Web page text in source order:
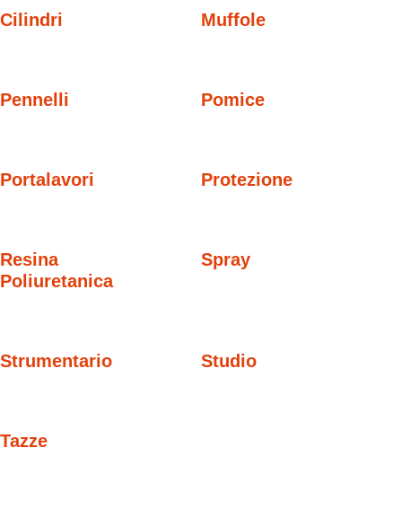
Cilindri Muffole
Pennelli Pomice
Portalavori Protezione
Resina
Poliuretanica
Spray
Strumentario Studio
Tazze